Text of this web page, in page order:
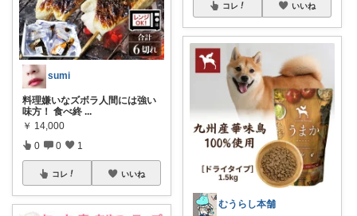
sumi
料理嫌いなズボラ人間には強い
味方！ 食べ終 ...
￥ 14,000
0 0 1
コレ いいね
コレ いいね
むうらし本舗